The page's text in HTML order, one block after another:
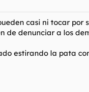
casi ni tocar por
denunciar a los
estirando la pata